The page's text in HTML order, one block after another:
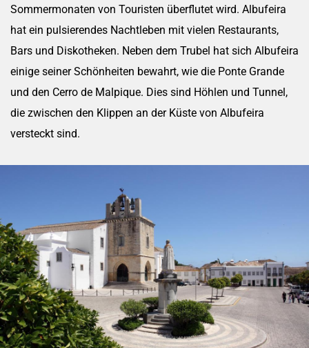
Sommermonaten von Touristen überflutet wird. Albufeira
hat ein pulsierendes Nachtleben mit vielen Restaurants,
Bars und Diskotheken. Neben dem Trubel hat sich Albufeira
einige seiner Schönheiten bewahrt, wie die Ponte Grande
und den Cerro de Malpique. Dies sind Höhlen und Tunnel,
die zwischen den Klippen an der Küste von Albufeira
versteckt sind.